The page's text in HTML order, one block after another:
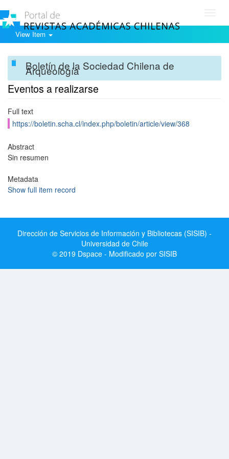
View Item
Boletín de la Sociedad Chilena de
Arqueología
Eventos a realizarse
Full text
https://boletin.scha.cl/index.php/boletin/article/view/368
Abstract
Sin resumen
Metadata
Show full item record
Dirección de Servicios de Información y Bibliotecas (SISIB) -
Universidad de Chile
© 2019 Dspace - Modificado por SISIB